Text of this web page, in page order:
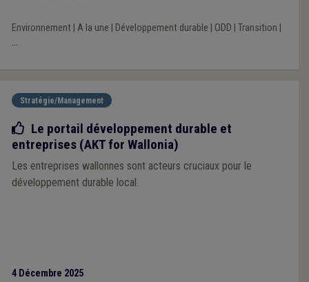
Environnement| A la une Développement durable ODD Transition
...
Stratégie/Management
Bonne pratique
Le portail développement durable et
entreprises (AKT for Wallonia)
Les entreprises wallonnes sont acteurs cruciaux pour le
développement durable local.
4 Décembre 2025